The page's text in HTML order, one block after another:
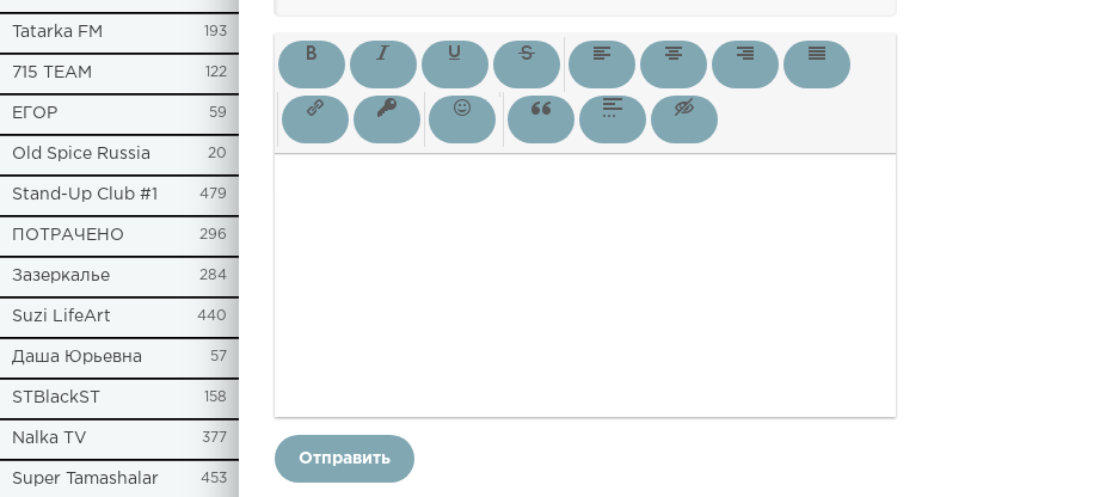
Tatarka FM 193
715 TEAM 122
ЕГОР 59
Old Spice Russia 20
Stand-Up Club #1 479
ПОТРАЧЕНО 296
Зазеркалье 284
Suzi LifeArt 440
Даша Юрьевна 57
STBlackST 158
Nalka TV 377
Super Tamashalar 453
Отправить